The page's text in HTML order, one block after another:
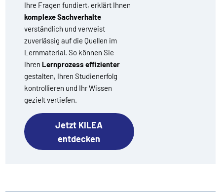
Ihre Fragen fundiert, erklärt Ihnen
komplexe Sachverhalte
verständlich und verweist
zuverlässig auf die Quellen im
Lernmaterial. So können Sie
Ihren Lernprozess effizienter
gestalten, Ihren Studienerfolg
kontrollieren und Ihr Wissen
gezielt vertiefen.
Jetzt KILEA
entdecken